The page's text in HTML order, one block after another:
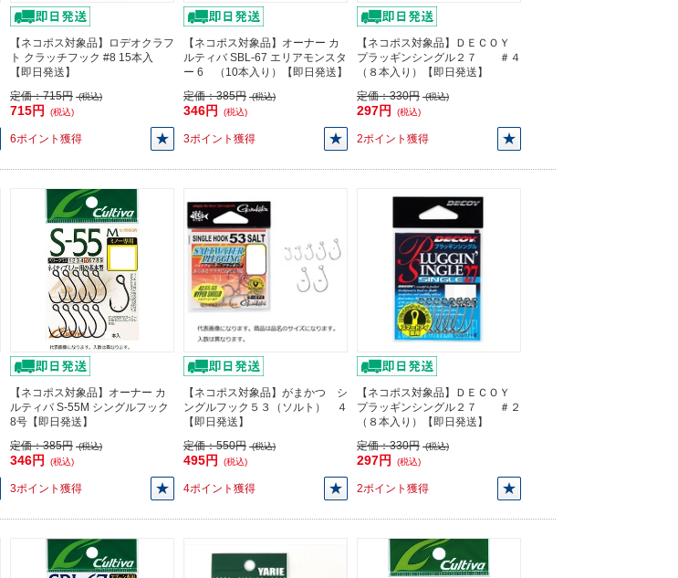
【ネコポス対象品】ロデオクラフ
ト クラッチフック #8 15本入
【即日発送】
定価：715円 (税込)
715円 (税込)
6ポイント獲得
【ネコポス対象品】オーナー カ
ルティバ SBL-67 エリアモンスタ
ー 6 （10本入り）【即日発送】
定価：385円 (税込)
346円 (税込)
3ポイント獲得
【ネコポス対象品】ＤＥＣＯＹ
プラッギンシングル２７ ＃４
（８本入り）【即日発送】
定価：330円 (税込)
297円 (税込)
2ポイント獲得
【ネコポス対象品】オーナー カ
ルティバ S-55M シングルフック
8号【即日発送】
定価：385円 (税込)
346円 (税込)
3ポイント獲得
【ネコポス対象品】がまかつ シ
ングルフック５３（ソルト） ４
【即日発送】
定価：550円 (税込)
495円 (税込)
4ポイント獲得
【ネコポス対象品】ＤＥＣＯＹ
プラッギンシングル２７ ＃２
（８本入り）【即日発送】
定価：330円 (税込)
297円 (税込)
2ポイント獲得